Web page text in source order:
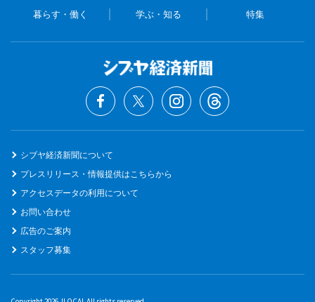
暮らす・働く 学ぶ・知る 特集
シブヤ経済新聞について
プレスリリース・情報提供はこちらから
アクセスデータの利用について
お問い合わせ
広告のご案内
スタッフ募集